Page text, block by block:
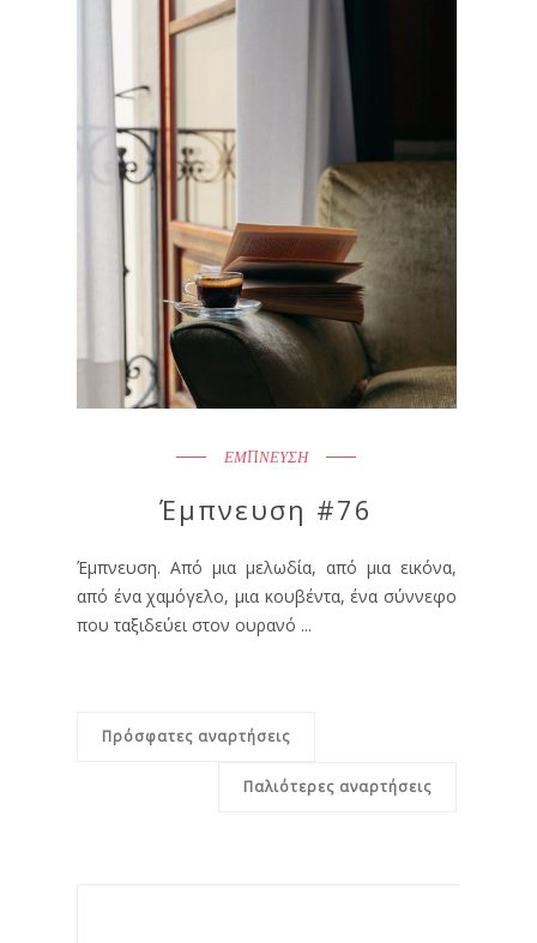
ΕΜΠΝΕΥΣΗ
Έμπνευση #76
Έμπνευση. Από μια μελωδία, από μια εικόνα,
από ένα χαμόγελο, μια κουβέντα, ένα σύννεφο
που ταξιδεύει στον ουρανό ...
Πρόσφατες αναρτήσεις
Παλιότερες αναρτήσεις